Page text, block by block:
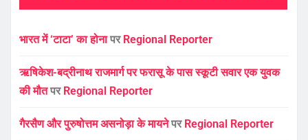
भारत में ‘टाटा’ का होनापर Regional Reporter
ऋषिकेश-बद्रीनाथ राजमार्ग पर फरासू के पास स्कूटी सवार एक युवक
की मौतपर Regional Reporter
गैरसैण और पुरुषोत्तम असनोड़ा के मायनेपर Regional Reporter